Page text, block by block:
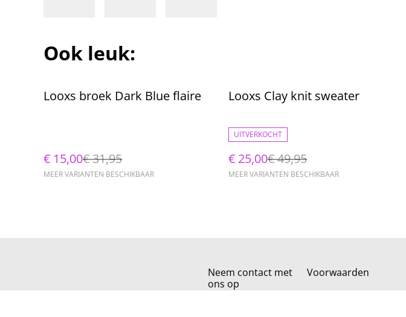
Ook leuk:
%
Looxs broek Dark Blue flaire
€ 15,00€ 31,95
MEER VARIANTEN BESCHIKBAAR
%
Looxs Clay knit sweater
UITVERKOCHT
€ 25,00€ 49,95
MEER VARIANTEN BESCHIKBAAR
Neem contact met
ons op
Voorwaarden